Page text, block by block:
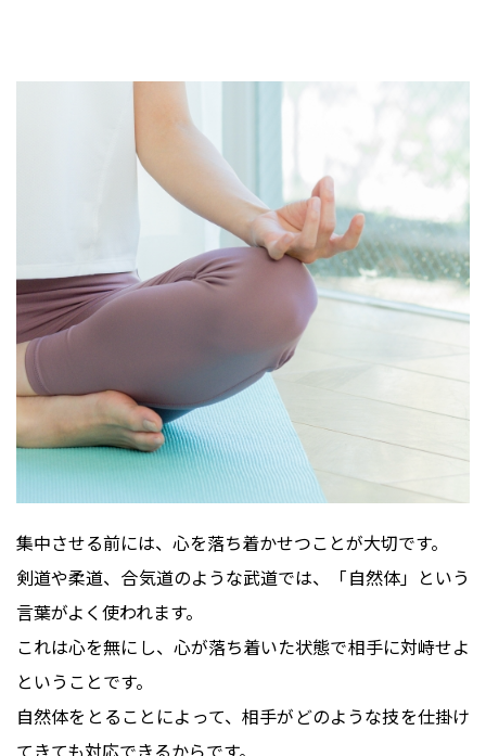
集中させる前には、心を落ち着かせつことが大切です。
剣道や柔道、合気道のような武道では、「自然体」という
言葉がよく使われます。
これは心を無にし、心が落ち着いた状態で相手に対峙せよ
ということです。
自然体をとることによって、相手がどのような技を仕掛け
てきても対応できるからです。